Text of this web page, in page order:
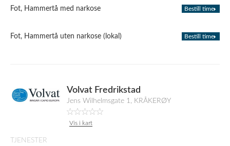
Fot, Hammertå med narkose Bestill time
Fot, Hammertå uten narkose (lokal) Bestill time
Volvat Fredrikstad
Jens Wilhelmsgate 1, KRÅKERØY
Vis i kart
TJENESTER